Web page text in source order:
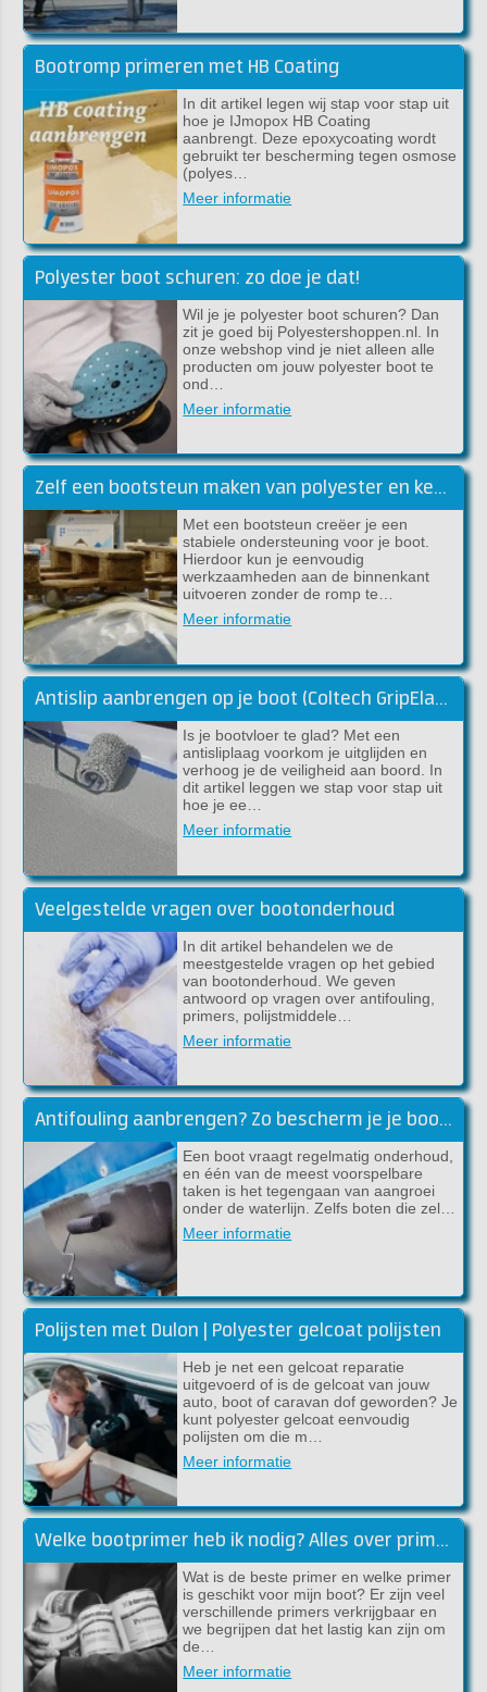
Bootromp primeren met HB Coating
In dit artikel legen wij stap voor stap uit
hoe je IJmopox HB Coating
aanbrengt. Deze epoxycoating wordt
gebruikt ter bescherming tegen osmose
(polyes…
Meer informatie
Polyester boot schuren: zo doe je dat!
Wil je je polyester boot schuren? Dan
zit je goed bij Polyestershoppen.nl. In
onze webshop vind je niet alleen alle
producten om jouw polyester boot te
ond…
Meer informatie
Zelf een bootsteun maken van polyester en kernmateriaal
Met een bootsteun creëer je een
stabiele ondersteuning voor je boot.
Hierdoor kun je eenvoudig
werkzaamheden aan de binnenkant
uitvoeren zonder de romp te…
Meer informatie
Antislip aanbrengen op je boot (Coltech GripElast)
Is je bootvloer te glad? Met een
antisliplaag voorkom je uitglijden en
verhoog je de veiligheid aan boord. In
dit artikel leggen we stap voor stap uit
hoe je ee…
Meer informatie
Veelgestelde vragen over bootonderhoud
In dit artikel behandelen we de
meestgestelde vragen op het gebied
van bootonderhoud. We geven
antwoord op vragen over antifouling,
primers, polijstmiddele…
Meer informatie
Antifouling aanbrengen? Zo bescherm je je boot tegen aangroei
Een boot vraagt regelmatig onderhoud,
en één van de meest voorspelbare
taken is het tegengaan van aangroei
onder de waterlijn. Zelfs boten die zel…
Meer informatie
Polijsten met Dulon | Polyester gelcoat polijsten
Heb je net een gelcoat reparatie
uitgevoerd of is de gelcoat van jouw
auto, boot of caravan dof geworden? Je
kunt polyester gelcoat eenvoudig
polijsten om die m…
Meer informatie
Welke bootprimer heb ik nodig? Alles over primers!
Wat is de beste primer en welke primer
is geschikt voor mijn boot? Er zijn veel
verschillende primers verkrijgbaar en
we begrijpen dat het lastig kan zijn om
de…
Meer informatie